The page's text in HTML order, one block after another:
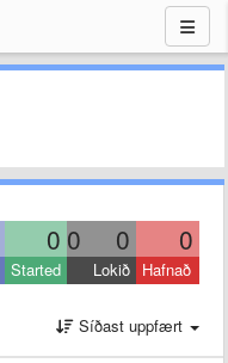
0 0 0 0
Started Lokið Hafnað
Síðast uppfært